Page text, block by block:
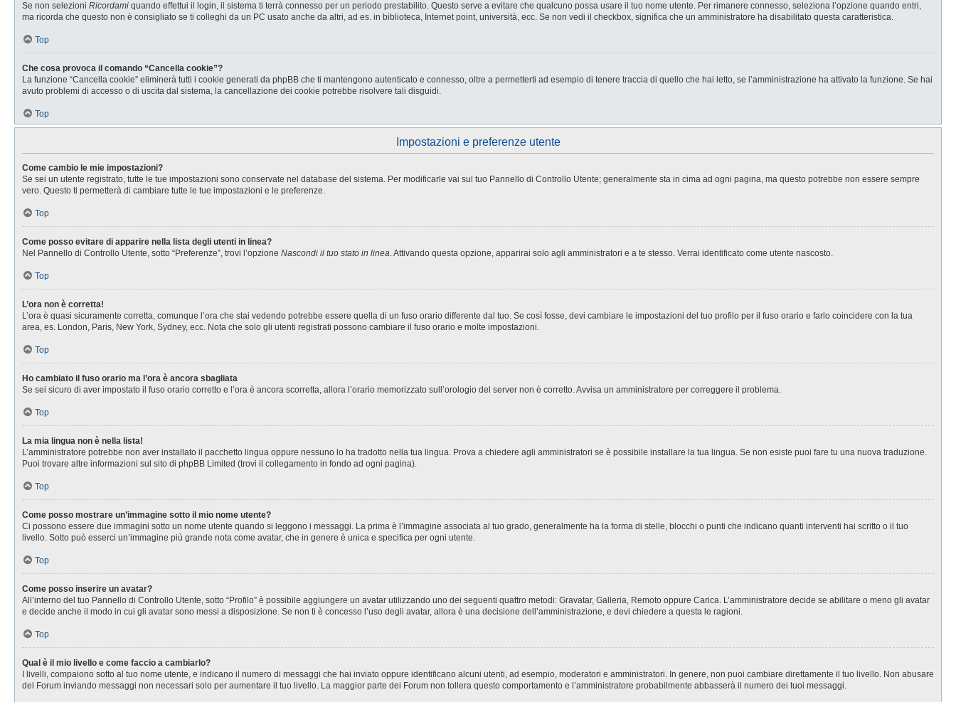
Se non selezioni Ricordami quando effettui il login, il sistema ti terrà connesso per un periodo prestabilito. Questo serve a evitare che qualcuno possa usare il tuo nome utente. Per rimanere connesso, seleziona l’opzione quando entri,
ma ricorda che questo non è consigliato se ti colleghi da un PC usato anche da altri, ad es. in biblioteca, Internet point, università, ecc. Se non vedi il checkbox, significa che un amministratore ha disabilitato questa caratteristica.
Top
Che cosa provoca il comando “Cancella cookie”?
La funzione “Cancella cookie” eliminerà tutti i cookie generati da phpBB che ti mantengono autenticato e connesso, oltre a permetterti ad esempio di tenere traccia di quello che hai letto, se l’amministrazione ha attivato la funzione. Se hai
avuto problemi di accesso o di uscita dal sistema, la cancellazione dei cookie potrebbe risolvere tali disguidi.
Top
Impostazioni e preferenze utente
Come cambio le mie impostazioni?
Se sei un utente registrato, tutte le tue impostazioni sono conservate nel database del sistema. Per modificarle vai sul tuo Pannello di Controllo Utente; generalmente sta in cima ad ogni pagina, ma questo potrebbe non essere sempre
vero. Questo ti permetterà di cambiare tutte le tue impostazioni e le preferenze.
Top
Come posso evitare di apparire nella lista degli utenti in linea?
Nel Pannello di Controllo Utente, sotto “Preferenze”, trovi l’opzione Nascondi il tuo stato in linea. Attivando questa opzione, apparirai solo agli amministratori e a te stesso. Verrai identificato come utente nascosto.
Top
L’ora non è corretta!
L’ora è quasi sicuramente corretta, comunque l’ora che stai vedendo potrebbe essere quella di un fuso orario differente dal tuo. Se così fosse, devi cambiare le impostazioni del tuo profilo per il fuso orario e farlo coincidere con la tua
area, es. London, Paris, New York, Sydney, ecc. Nota che solo gli utenti registrati possono cambiare il fuso orario e molte impostazioni.
Top
Ho cambiato il fuso orario ma l’ora è ancora sbagliata
Se sei sicuro di aver impostato il fuso orario corretto e l’ora è ancora scorretta, allora l’orario memorizzato sull’orologio del server non è corretto. Avvisa un amministratore per correggere il problema.
Top
La mia lingua non è nella lista!
L’amministratore potrebbe non aver installato il pacchetto lingua oppure nessuno lo ha tradotto nella tua lingua. Prova a chiedere agli amministratori se è possibile installare la tua lingua. Se non esiste puoi fare tu una nuova traduzione.
Puoi trovare altre informazioni sul sito di phpBB Limited (trovi il collegamento in fondo ad ogni pagina).
Top
Come posso mostrare un’immagine sotto il mio nome utente?
Ci possono essere due immagini sotto un nome utente quando si leggono i messaggi. La prima è l’immagine associata al tuo grado, generalmente ha la forma di stelle, blocchi o punti che indicano quanti interventi hai scritto o il tuo
livello. Sotto può esserci un’immagine più grande nota come avatar, che in genere è unica e specifica per ogni utente.
Top
Come posso inserire un avatar?
All’interno del tuo Pannello di Controllo Utente, sotto “Profilo” è possibile aggiungere un avatar utilizzando uno dei seguenti quattro metodi: Gravatar, Galleria, Remoto oppure Carica. L’amministratore decide se abilitare o meno gli avatar
e decide anche il modo in cui gli avatar sono messi a disposizione. Se non ti è concesso l’uso degli avatar, allora è una decisione dell’amministrazione, e devi chiedere a questa le ragioni.
Top
Qual è il mio livello e come faccio a cambiarlo?
I livelli, compaiono sotto al tuo nome utente, e indicano il numero di messaggi che hai inviato oppure identificano alcuni utenti, ad esempio, moderatori e amministratori. In genere, non puoi cambiare direttamente il tuo livello. Non abusare
del Forum inviando messaggi non necessari solo per aumentare il tuo livello. La maggior parte dei Forum non tollera questo comportamento e l’amministratore probabilmente abbasserà il numero dei tuoi messaggi.